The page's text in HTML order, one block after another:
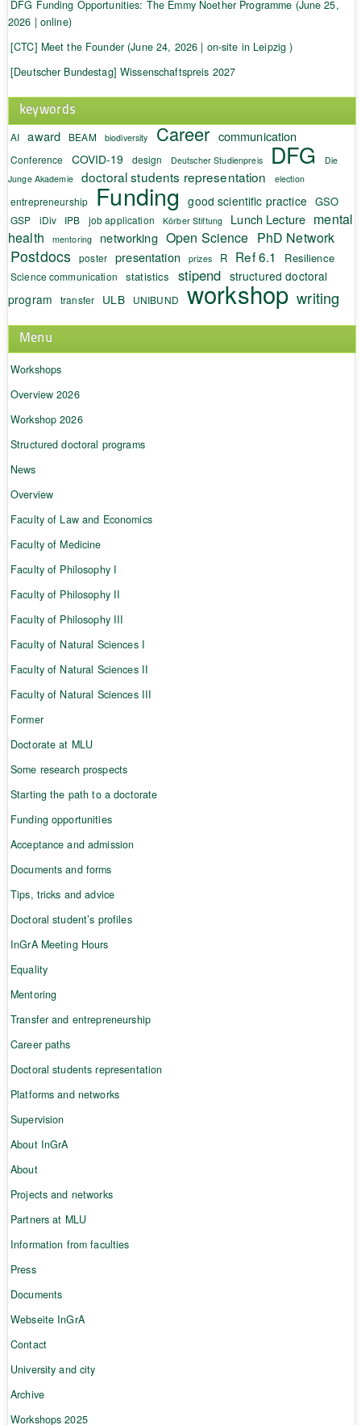
DFG Funding Opportunities: The Emmy Noether Programme (June 25,
2026 | online)
[CTC] Meet the Founder (June 24, 2026 | on-site in Leipzig )
[Deutscher Bundestag] Wissenschaftspreis 2027
keywords
AI award BEAM biodiversity Career communication
Conference COVID-19 design Deutscher Studienpreis DFG
Die
Junge Akademie
doctoral students representation election
entrepreneurship Funding good scientific practice GSO
GSP iDiv IPB job application Körber Stiftung Lunch Lecture mental
health
mentoring networking Open Science PhD Network
Postdocs poster presentation prizes R Ref 6.1 Resilience
Science communication statistics stipend structured doctoral
program
transfer ULB UNIBUND workshop writing
Menu
Workshops
Overview 2026
Workshop 2026
Structured doctoral programs
News
Overview
Faculty of Law and Economics
Faculty of Medicine
Faculty of Philosophy I
Faculty of Philosophy II
Faculty of Philosophy III
Faculty of Natural Sciences I
Faculty of Natural Sciences II
Faculty of Natural Sciences III
Former
Doctorate at MLU
Some research prospects
Starting the path to a doctorate
Funding opportunities
Acceptance and admission
Documents and forms
Tips, tricks and advice
Doctoral student’s profiles
InGrA Meeting Hours
Equality
Mentoring
Transfer and entrepreneurship
Career paths
Doctoral students representation
Platforms and networks
Supervision
About InGrA
About
Projects and networks
Partners at MLU
Information from faculties
Press
Documents
Webseite InGrA
Contact
University and city
Archive
Workshops 2025